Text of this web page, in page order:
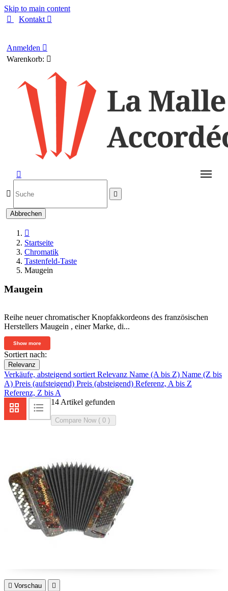
Skip to main content

Kontakt 
Anmelden 
Warenkorb: 

 
Abbrechen

Startseite
Chromatik
Tastenfeld-Taste
Maugein
Maugein
Reihe neuer chromatischer Knopfakkordeons des französischen
Herstellers Maugein , einer Marke, di...
Show more
Sortiert nach:
Relevanz
Verkäufe, absteigend sortiert Relevanz Name (A bis Z) Name (Z bis
A) Preis (aufsteigend) Preis (absteigend) Referenz, A bis Z
Referenz, Z bis A
14 Artikel gefunden
Compare Now ( 0
 Vorschau 